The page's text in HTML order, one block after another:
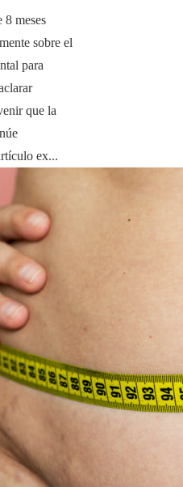
8 meses
sobre el
para
que la
ex...